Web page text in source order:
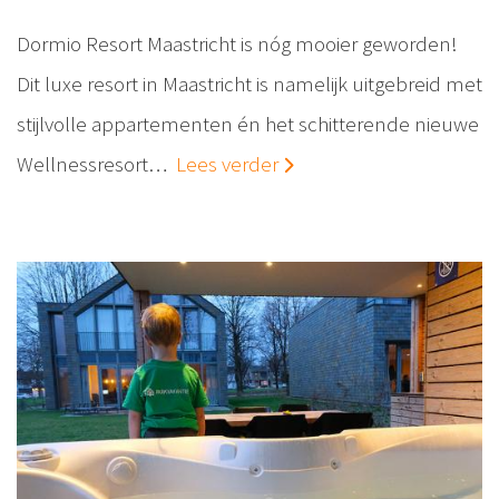
Dormio Resort Maastricht is nóg mooier geworden!
Dit luxe resort in Maastricht is namelijk uitgebreid met
stijlvolle appartementen én het schitterende nieuwe
Wellnessresort… Lees verder